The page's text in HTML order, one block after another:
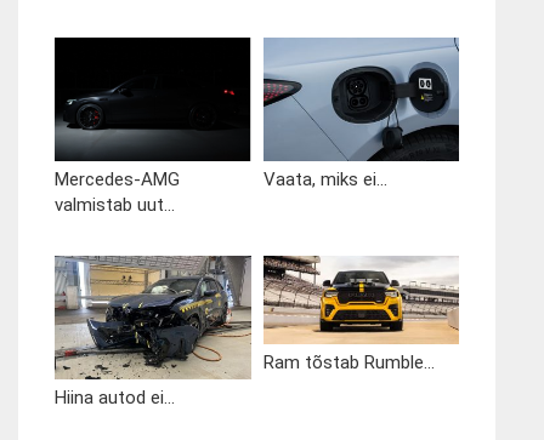
Mercedes-AMG
valmistab uut...
Vaata, miks ei...
Hiina autod ei...
Ram tõstab Rumble...